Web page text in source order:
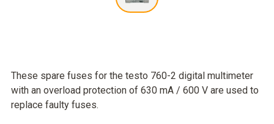
These spare fuses for the testo 760-2 digital multimeter
with an overload protection of 630 mA / 600 V are used to
replace faulty fuses.